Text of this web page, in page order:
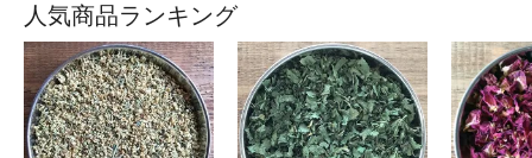
人気商品ランキング